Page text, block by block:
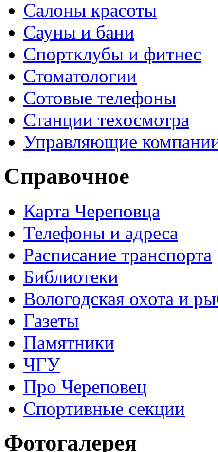
Салоны красоты
Сауны и бани
Спортклубы и фитнес
Стоматологии
Сотовые телефоны
Станции техосмотра
Управляющие
Справочное
Карта Череповца
Телефоны и адреса
Расписание транспорта
Библиотеки
Вологодская охота и
Газеты
Памятники
ЧГУ
Про Череповец
Спортивные секции
Фотогалерея